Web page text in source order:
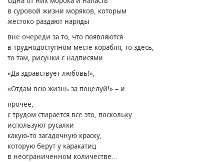
в суровой жизни моряков, которым
жестоко раздают наряды
вне очереди за то, что появляются
в труднодоступном месте корабля, то здесь,
то там, рисунки с надписями:
«Да здравствует любовь!»,
«Отдам всю жизнь за поцелуй!» – и
прочее,
с трудом стирается все это, поскольку
используют русалки
какую-то загадочную краску,
которую берут у каракатиц
в неограниченном количестве…